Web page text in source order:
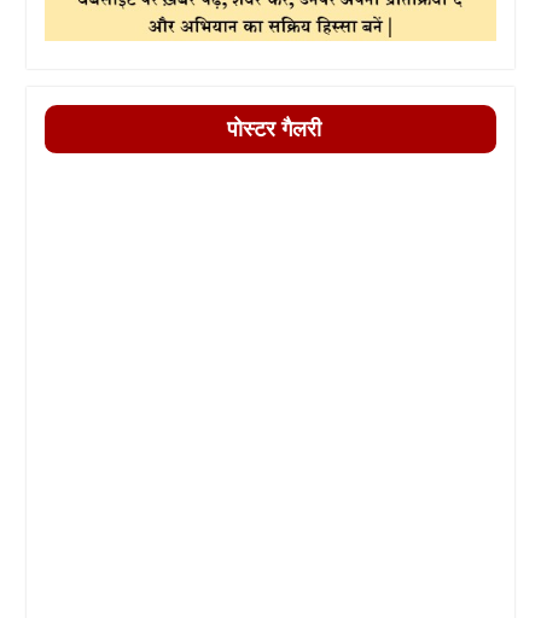
पोस्टर गैलरी